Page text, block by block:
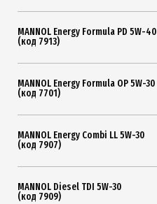
MANNOL Energy Formula PD 5W-40
(код 7913)
MANNOL Energy Formula OP 5W-30
(код 7701)
MANNOL Energy Combi LL 5W-30
(код 7907)
MANNOL Diesel TDI 5W-30
(код 7909)